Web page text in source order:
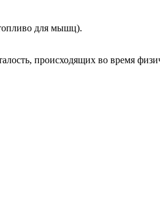
для мышц).
происходящих во время